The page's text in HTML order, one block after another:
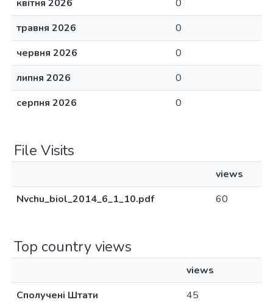
квітня 2026
0
травня 2026
0
червня 2026
0
липня 2026
0
серпня 2026
0
File Visits
views
Nvchu_biol_2014_6_1_10.pdf
60
Top country views
views
Сполучені Штати
45